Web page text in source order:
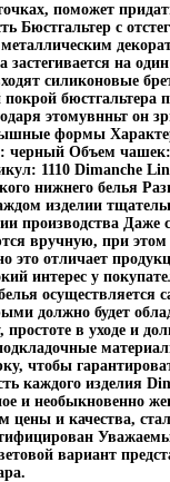
поможет
Бюстгальтер с
на
силиконовые
бюстгальтера
этомувнньт он
формы
черный Объем
1110 Dimanche
нижнего белья
изделии
производства Даже
вручную, при этом
это отличает
интерес у
должно будет
простоте в уходе и
чтобы
каждого изделия
и необыкновенно
и качества,
вариант